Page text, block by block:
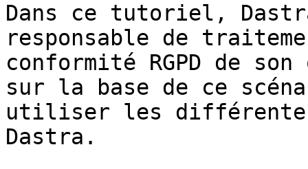
Dans ce tutoriel,
responsable de
conformité RGPD de
sur la base de ce
utiliser les
Dastra.